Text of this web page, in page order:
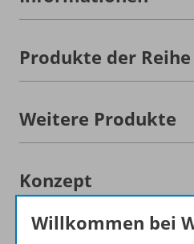
Produkte der Reihe
Weitere Produkte
Konzept
Willkommen bei